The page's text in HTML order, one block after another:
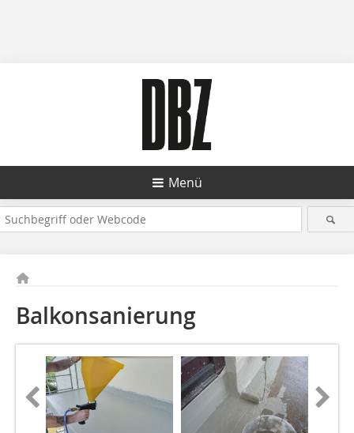
Menü
Balkonsanierung